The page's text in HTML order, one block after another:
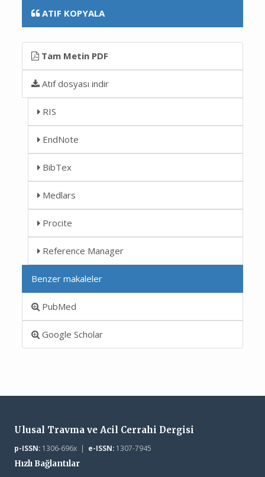
ATIF KOPYALA
Tam Metin PDF
Atıf dosyası indir
RIS
EndNote
BibTex
Medlars
Procite
Reference Manager
Benzer makaleler
PubMed
Google Scholar
Ulusal Travma ve Acil Cerrahi Dergisi
p-ISSN:1306-696x | e-ISSN:1307-7945
Hızlı Bağlantılar